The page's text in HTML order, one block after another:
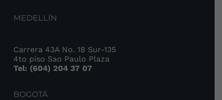
MEDELLÍN
Carrera 43A No. 18 Sur-135
4to piso Sao Paulo Plaza
Tel: (604) 204 37 07
BOGOTÁ